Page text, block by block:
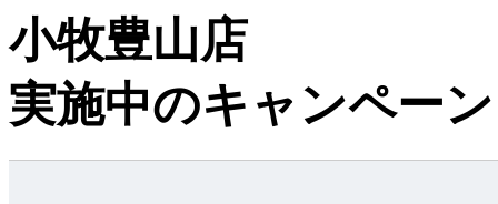
小牧豊山店
実施中のキャンペーン